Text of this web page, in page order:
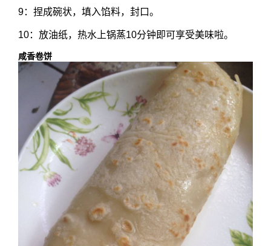
9：捏成碗状，填入馅料，封口。
10：放油纸，热水上锅蒸10分钟即可享受美味啦。
咸香卷饼